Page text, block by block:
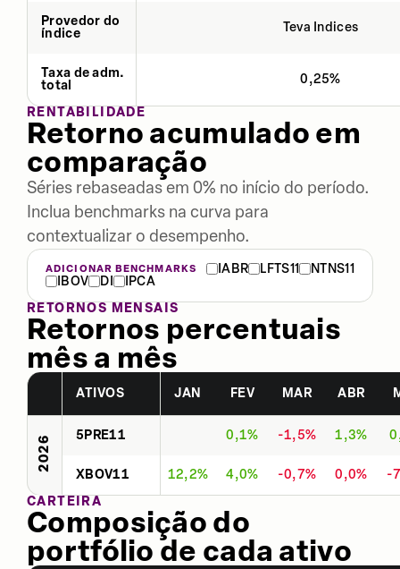
Provedor do
índice
Teva Indices
Taxa de adm.
total
0,25%
RENTABILIDADE
Retorno acumulado em
comparação
Séries rebaseadas em 0% no início do período.
Inclua benchmarks na curva para
contextualizar o desempenho.
ADICIONAR BENCHMARKS IABR LFTS11
NTNS11
IBOV
DI
IPCA
RETORNOS MENSAIS
Retornos percentuais
mês a mês
ATIVOS JAN FEV MAR ABR
2026 5PRE11 0,1% -1,5% 1,3%
XBOV11 12,2% 4,0% -0,7% 0,0%
-
CARTEIRA
Composição do
portfólio de cada ativo